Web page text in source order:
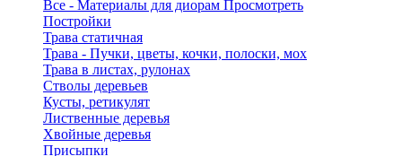
Все - Материалы для диорам Просмотреть
Постройки
Трава статичная
Трава - Пучки, цветы, кочки, полоски, мох
Трава в листах, рулонах
Стволы деревьев
Кусты, ретикулят
Лиственные деревья
Хвойные деревья
Присыпки